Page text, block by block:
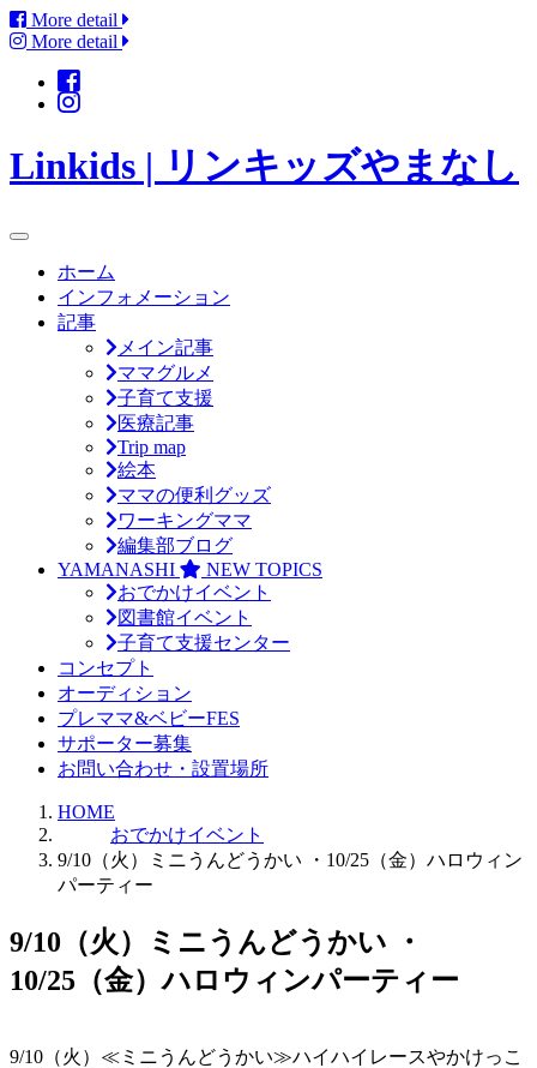
More detail
More detail
Linkids | リンキッズやまなし
ホーム
インフォメーション
記事
メイン記事
ママグルメ
子育て支援
医療記事
Trip map
絵本
ママの便利グッズ
ワーキングママ
編集部ブログ
YAMANASHI
NEW TOPICS
おでかけイベント
図書館イベント
子育て支援センター
コンセプト
オーディション
プレママ&ベビーFES
サポーター募集
お問い合わせ・設置場所
HOME
おでかけイベント
9/10（火）ミニうんどうかい ・10/25（金）ハロウィン
パーティー
9/10（火）ミニうんどうかい ・
10/25（金）ハロウィンパーティー
9/10（火）≪ミニうんどうかい≫ハイハイレースやかけっこ